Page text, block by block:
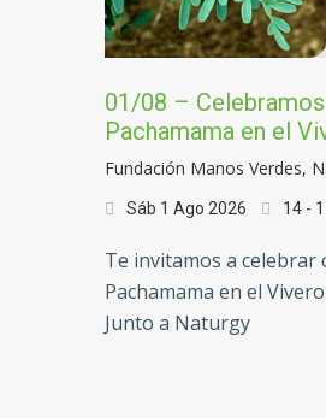
01/08 –
Pachamama en el
Fundación Manos Verdes,
Sáb 1 Ago 2026 14 -
Te invitamos a celebrar
Pachamama en el
Junto a Naturgy